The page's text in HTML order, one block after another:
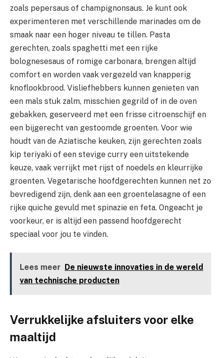
zoals pepersaus of champignonsaus. Je kunt ook
experimenteren met verschillende marinades om de
smaak naar een hoger niveau te tillen. Pasta
gerechten, zoals spaghetti met een rijke
bolognesesaus of romige carbonara, brengen altijd
comfort en worden vaak vergezeld van knapperig
knoflookbrood. Visliefhebbers kunnen genieten van
een mals stuk zalm, misschien gegrild of in de oven
gebakken, geserveerd met een frisse citroenschijf en
een bijgerecht van gestoomde groenten. Voor wie
houdt van de Aziatische keuken, zijn gerechten zoals
kip teriyaki of een stevige curry een uitstekende
keuze, vaak verrijkt met rijst of noedels en kleurrijke
groenten. Vegetarische hoofdgerechten kunnen net zo
bevredigend zijn, denk aan een groentelasagne of een
rijke quiche gevuld met spinazie en feta. Ongeacht je
voorkeur, er is altijd een passend hoofdgerecht
speciaal voor jou te vinden.
Lees meer
De nieuwste innovaties in de wereld
van technische producten
Verrukkelijke afsluiters voor elke
maaltijd